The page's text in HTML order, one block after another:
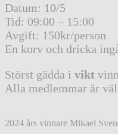
Datum: 10/5
Tid: 09:00 – 15:00
Avgift: 150kr/person
En korv och dricka
Störst gädda i vikt
Alla medlemmar är
2024 års vinnare Mikael